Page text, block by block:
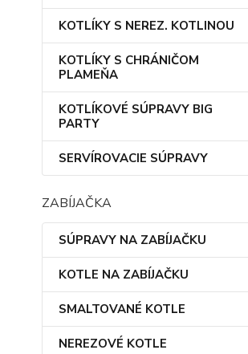
KOTLÍKY S NEREZ. KOTLINOU
KOTLÍKY S CHRÁNIČOM
PLAMEŇA
KOTLÍKOVÉ SÚPRAVY BIG
PARTY
SERVÍROVACIE SÚPRAVY
ZABÍJAČKA
SÚPRAVY NA ZABÍJAČKU
KOTLE NA ZABÍJAČKU
SMALTOVANÉ KOTLE
NEREZOVÉ KOTLE